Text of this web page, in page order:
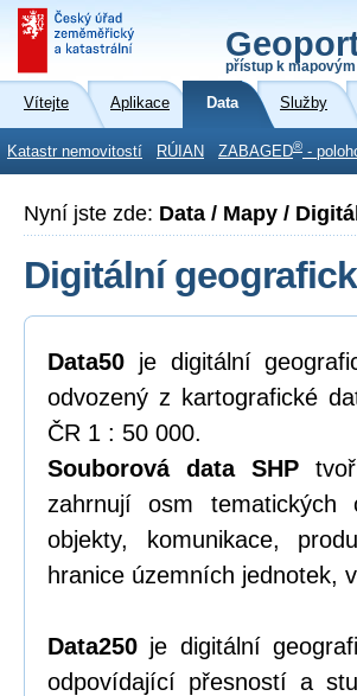
přístup k
Vítejte Aplikace Data Služby
Katastr nemovitostí RÚIAN ZABAGED® -
Nyní jste zde: Data / Mapy /
Digitální
Data50 je digitální
odvozený z kartografické
ČR 1 : 50 000.
Souborová data SHPtvoří
zahrnují osm
objekty, komunikace,
hranice územních jednotek,
Data250 je digitální
odpovídající přesností a